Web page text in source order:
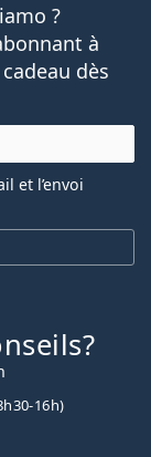
?
à
dès
et l’envoi
16h)